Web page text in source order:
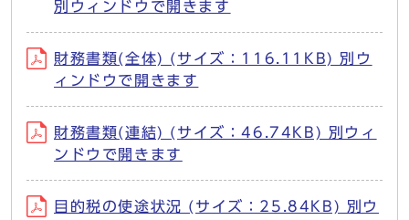
別ウィンドウで開きます
財務書類(全体) (サイズ：116.11KB) 別ウ
ィンドウで開きます
財務書類(連結) (サイズ：46.74KB) 別ウィ
ンドウで開きます
目的税の使途状況 (サイズ：25.84KB) 別ウ